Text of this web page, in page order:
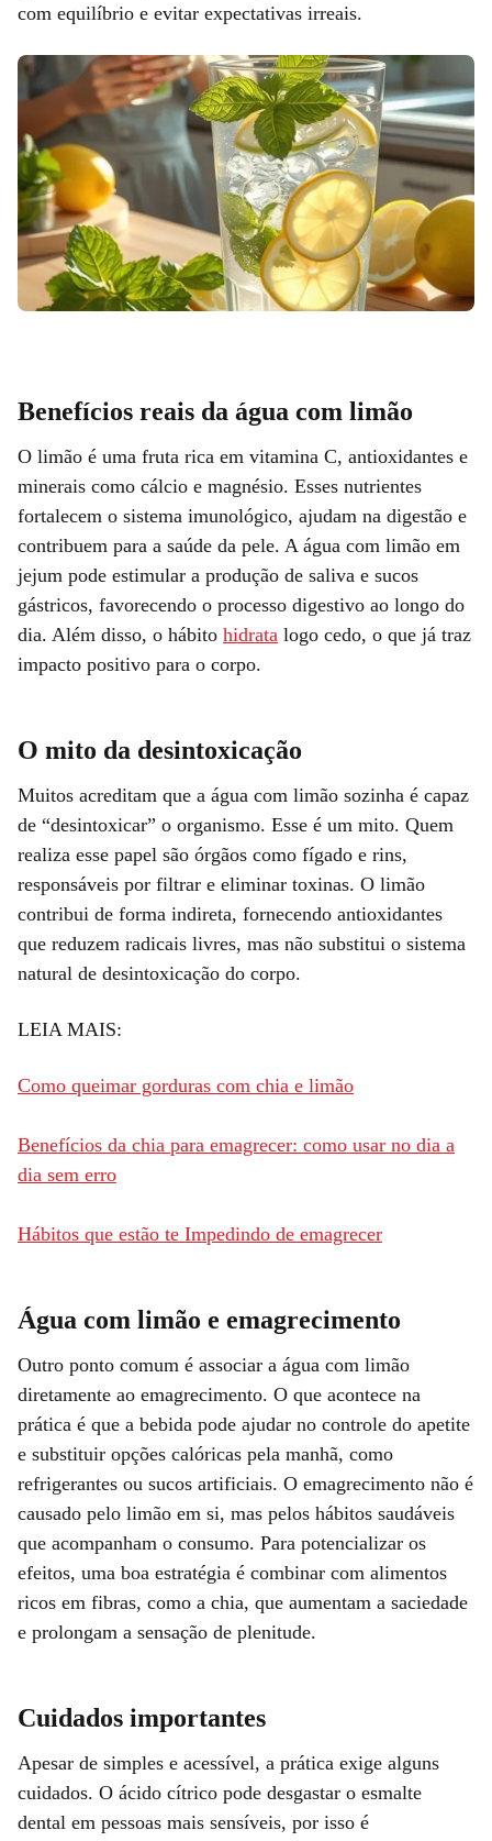
com equilíbrio e evitar expectativas irreais.
Benefícios reais da água com limão
O limão é uma fruta rica em vitamina C, antioxidantes e
minerais como cálcio e magnésio. Esses nutrientes
fortalecem o sistema imunológico, ajudam na digestão e
contribuem para a saúde da pele. A água com limão em
jejum pode estimular a produção de saliva e sucos
gástricos, favorecendo o processo digestivo ao longo do
dia. Além disso, o hábito hidrata logo cedo, o que já traz
impacto positivo para o corpo.
O mito da desintoxicação
Muitos acreditam que a água com limão sozinha é capaz
de “desintoxicar” o organismo. Esse é um mito. Quem
realiza esse papel são órgãos como fígado e rins,
responsáveis por filtrar e eliminar toxinas. O limão
contribui de forma indireta, fornecendo antioxidantes
que reduzem radicais livres, mas não substitui o sistema
natural de desintoxicação do corpo.
LEIA MAIS:
Como queimar gorduras com chia e limão
Benefícios da chia para emagrecer: como usar no dia a
dia sem erro
Hábitos que estão te Impedindo de emagrecer
Água com limão e emagrecimento
Outro ponto comum é associar a água com limão
diretamente ao emagrecimento. O que acontece na
prática é que a bebida pode ajudar no controle do apetite
e substituir opções calóricas pela manhã, como
refrigerantes ou sucos artificiais. O emagrecimento não é
causado pelo limão em si, mas pelos hábitos saudáveis
que acompanham o consumo. Para potencializar os
efeitos, uma boa estratégia é combinar com alimentos
ricos em fibras, como a chia, que aumentam a saciedade
e prolongam a sensação de plenitude.
Cuidados importantes
Apesar de simples e acessível, a prática exige alguns
cuidados. O ácido cítrico pode desgastar o esmalte
dental em pessoas mais sensíveis, por isso é